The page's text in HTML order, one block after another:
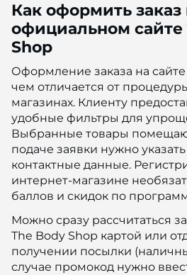
Как оформить заказ
официальном сайте
Shop
Оформление заказа на
чем отличается от
магазинах. Клиенту
удобные фильтры для
Выбранные товары
подаче заявки нужно
контактные данные.
интернет-магазине
баллов и скидок по
Можно сразу рассчитаться
The Body Shop картой или
получении посылки
случае промокод нужно